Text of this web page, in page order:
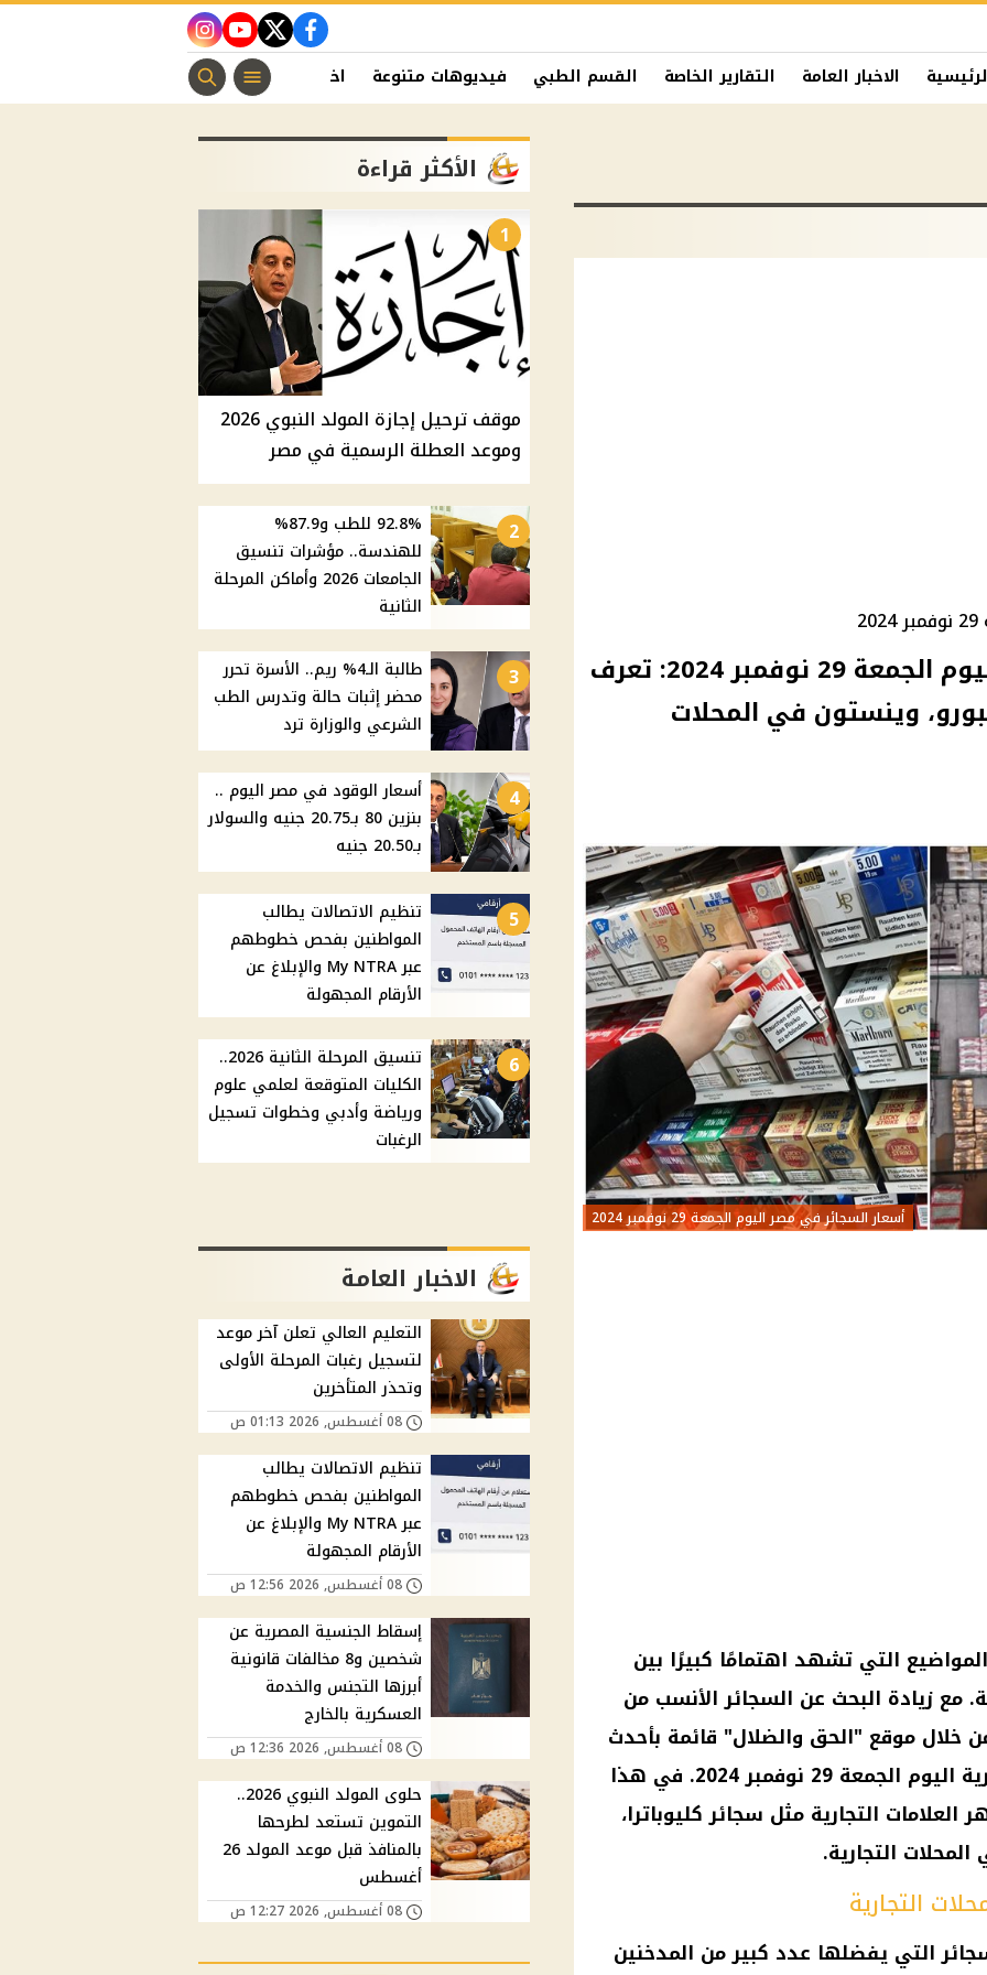
facebook
twitter
youtube
instagram
الاخبار العامة التقارير الخاصة القسم الطبي فيديوهات متنوعة اخبار الفن منوعات مسيحية
أسعار السجائر في مصر اليوم الجمعة 29 نوفمبر 2024: تعرف
وينستون في المحلات
أسعار السجائر في مصر اليوم الجمعة 29 نوفمبر 2024
التي تشهد اهتمامًا كبيرًا بين
مع زيادة البحث عن السجائر الأنسب من
خلال موقع "الحق والضلال" قائمة بأحدث
أسعار السجائر في المحلات التجارية اليوم الجمعة 29 نوفمبر 2024. في هذا
التجارية مثل سجائر كليوباترا،
التجارية.
التجارية
التي يفضلها عدد كبير من المدخنين
الأكثر قراءة
1
موقف ترحيل إجازة المولد النبوي 2026
وموعد العطلة الرسمية في مصر
2
92.8% للطب و87.9%
للهندسة.. مؤشرات تنسيق
الجامعات 2026 وأماكن المرحلة
الثانية
3
طالبة الـ4% ريم.. الأسرة تحرر
محضر إثبات حالة وتدرس الطب
الشرعي والوزارة ترد
4
أسعار الوقود في مصر اليوم ..
بنزين 80 بـ20.75 جنيه والسولار
بـ20.50 جنيه
5
تنظيم الاتصالات يطالب
المواطنين بفحص خطوطهم
عبر My NTRA والإبلاغ عن
الأرقام المجهولة
6
تنسيق المرحلة الثانية 2026..
الكليات المتوقعة لعلمي علوم
ورياضة وأدبي وخطوات تسجيل
الرغبات
الاخبار العامة
التعليم العالي تعلن آخر موعد
لتسجيل رغبات المرحلة الأولى
وتحذر المتأخرين
08 أغسطس, 2026 01:13 ص
تنظيم الاتصالات يطالب
المواطنين بفحص خطوطهم
عبر My NTRA والإبلاغ عن
الأرقام المجهولة
08 أغسطس, 2026 12:56 ص
إسقاط الجنسية المصرية عن
شخصين و8 مخالفات قانونية
أبرزها التجنس والخدمة
العسكرية بالخارج
08 أغسطس, 2026 12:36 ص
حلوى المولد النبوي 2026..
التموين تستعد لطرحها
بالمنافذ قبل موعد المولد 26
أغسطس
08 أغسطس, 2026 12:27 ص